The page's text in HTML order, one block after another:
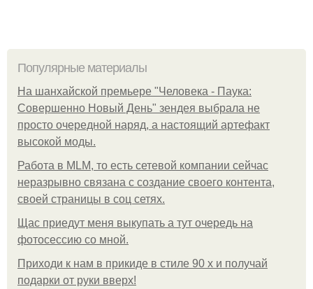
Популярные материалы
На шанхайской премьере "Человека - Паука:
Совершенно Новый День" зендея выбрала не
просто очередной наряд, а настоящий артефакт
высокой моды.
Работа в MLM, то есть сетевой компании сейчас
неразрывно связана с создание своего контента,
своей страницы в соц сетях.
Щас приедут меня выкупать а тут очередь на
фотосессию со мной.
Приходи к нам в прикиде в стиле 90 х и получай
подарки от руки вверх!